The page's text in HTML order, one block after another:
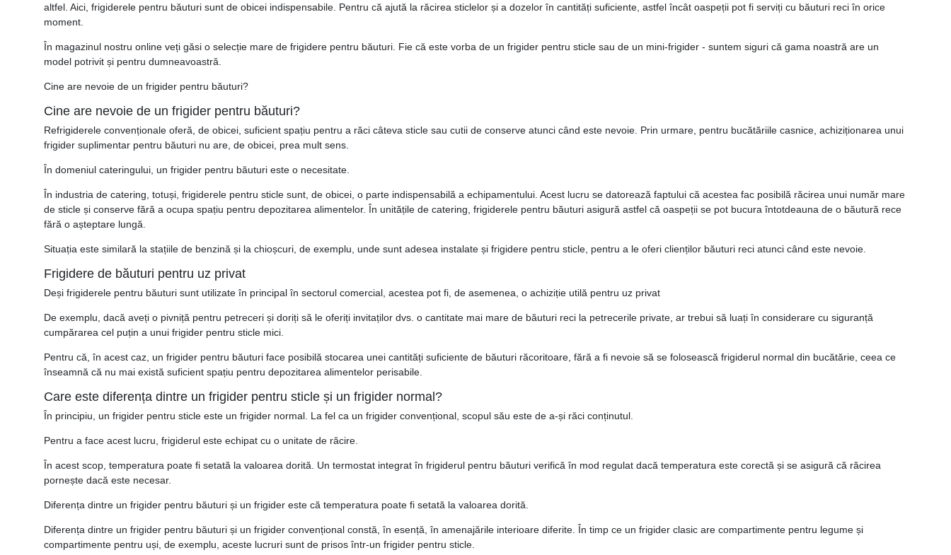
altfel. Aici, frigiderele pentru băuturi sunt de obicei indispensabile. Pentru că ajută la răcirea sticlelor și a dozelor în cantități suficiente, astfel încât oaspeții pot fi serviți cu băuturi reci în orice
moment.
În magazinul nostru online veți găsi o selecție mare de frigidere pentru băuturi. Fie că este vorba de un frigider pentru sticle sau de un mini-frigider - suntem siguri că gama noastră are un
model potrivit și pentru dumneavoastră.
Cine are nevoie de un frigider pentru băuturi?
Cine are nevoie de un frigider pentru băuturi?
Refrigiderele convenționale oferă, de obicei, suficient spațiu pentru a răci câteva sticle sau cutii de conserve atunci când este nevoie. Prin urmare, pentru bucătăriile casnice, achiziționarea unui
frigider suplimentar pentru băuturi nu are, de obicei, prea mult sens.
În domeniul cateringului, un frigider pentru băuturi este o necesitate.
În industria de catering, totuși, frigiderele pentru sticle sunt, de obicei, o parte indispensabilă a echipamentului. Acest lucru se datorează faptului că acestea fac posibilă răcirea unui număr mare
de sticle și conserve fără a ocupa spațiu pentru depozitarea alimentelor. În unitățile de catering, frigiderele pentru băuturi asigură astfel că oaspeții se pot bucura întotdeauna de o băutură rece
fără o așteptare lungă.
Situația este similară la stațiile de benzină și la chioșcuri, de exemplu, unde sunt adesea instalate și frigidere pentru sticle, pentru a le oferi clienților băuturi reci atunci când este nevoie.
Frigidere de băuturi pentru uz privat
Deși frigiderele pentru băuturi sunt utilizate în principal în sectorul comercial, acestea pot fi, de asemenea, o achiziție utilă pentru uz privat
De exemplu, dacă aveți o pivniță pentru petreceri și doriți să le oferiți invitaților dvs. o cantitate mai mare de băuturi reci la petrecerile private, ar trebui să luați în considerare cu siguranță
cumpărarea cel puțin a unui frigider pentru sticle mici.
Pentru că, în acest caz, un frigider pentru băuturi face posibilă stocarea unei cantități suficiente de băuturi răcoritoare, fără a fi nevoie să se folosească frigiderul normal din bucătărie, ceea ce
înseamnă că nu mai există suficient spațiu pentru depozitarea alimentelor perisabile.
Care este diferența dintre un frigider pentru sticle și un frigider normal?
În principiu, un frigider pentru sticle este un frigider normal. La fel ca un frigider convențional, scopul său este de a-și răci conținutul.
Pentru a face acest lucru, frigiderul este echipat cu o unitate de răcire.
În acest scop, temperatura poate fi setată la valoarea dorită. Un termostat integrat în frigiderul pentru băuturi verifică în mod regulat dacă temperatura este corectă și se asigură că răcirea
pornește dacă este necesar.
Diferența dintre un frigider pentru băuturi și un frigider este că temperatura poate fi setată la valoarea dorită.
Diferența dintre un frigider pentru băuturi și un frigider convențional constă, în esență, în amenajările interioare diferite. În timp ce un frigider clasic are compartimente pentru legume și
compartimente pentru uși, de exemplu, aceste lucruri sunt de prisos într-un frigider pentru sticle.